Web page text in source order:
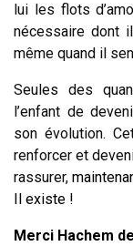
lui les flots
nécessaire dont
même quand il
Seules des
l’enfant de
son évolution.
renforcer et
rassurer,
Il existe !
Merci Hachem